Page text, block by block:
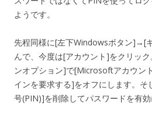
ようです。
先程同様に[左下Windowsボタン]→[
んで、今度は[アカウント]をクリッ
ンオプション]で[Microsoftアカウン
インを要求する]をオフにします。
号(PIN)]を削除してパスワードを有効